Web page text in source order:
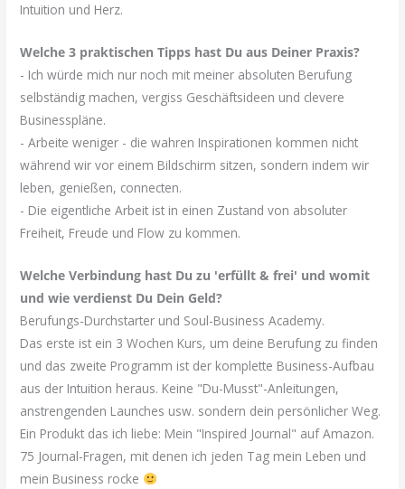
Intuition und Herz.
Welche 3 praktischen Tipps hast Du aus Deiner Praxis?
- Ich würde mich nur noch mit meiner absoluten Berufung
selbständig machen, vergiss Geschäftsideen und clevere
Businesspläne.
- Arbeite weniger - die wahren Inspirationen kommen nicht
während wir vor einem Bildschirm sitzen, sondern indem wir
leben, genießen, connecten.
- Die eigentliche Arbeit ist in einen Zustand von absoluter
Freiheit, Freude und Flow zu kommen.
Welche Verbindung hast Du zu 'erfüllt & frei' und womit
und wie verdienst Du Dein Geld?
Berufungs-Durchstarter und Soul-Business Academy.
Das erste ist ein 3 Wochen Kurs, um deine Berufung zu finden
und das zweite Programm ist der komplette Business-Aufbau
aus der Intuition heraus. Keine "Du-Musst"-Anleitungen,
anstrengenden Launches usw. sondern dein persönlicher Weg.
Ein Produkt das ich liebe: Mein "Inspired Journal" auf Amazon.
75 Journal-Fragen, mit denen ich jeden Tag mein Leben und
mein Business rocke